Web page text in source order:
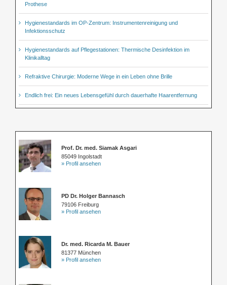
Prothese
Hygienestandards im OP-Zentrum: Instrumentenreinigung und
Infektionsschutz
Hygienestandards auf Pflegestationen: Thermische Desinfektion im
Klinikalltag
Refraktive Chirurgie: Moderne Wege in ein Leben ohne Brille
Endlich frei: Ein neues Lebensgefühl durch dauerhafte Haarentfernung
Prof. Dr. med. Siamak Asgari
85049 Ingolstadt
» Profil ansehen
PD Dr. Holger Bannasch
79106 Freiburg
» Profil ansehen
Dr. med. Ricarda M. Bauer
81377 München
» Profil ansehen